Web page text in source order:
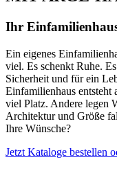
Ihr
Ein eigenes
viel. Es schenkt Ruhe.
Sicherheit und für ein
Einfamilienhaus entsteht
viel Platz. Andere legen
Architektur und Größe
Ihre Wünsche?
Jetzt Kataloge bestellen